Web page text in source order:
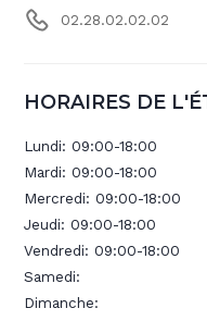
02.28.02.02.02
HORAIRES DE
Lundi:09:00-18:00
Mardi:09:00-18:00
Mercredi:09:00-18:00
Jeudi:09:00-18:00
Vendredi:09:00-18:00
Samedi:
Dimanche: